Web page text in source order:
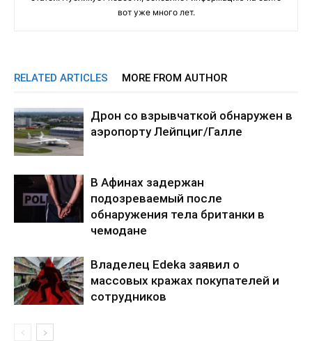
вот уже много лет.
RELATED ARTICLES MORE FROM AUTHOR
Дрон со взрывчаткой обнаружен в
аэропорту Лейпциг/Галле
В Афинах задержан
подозреваемый после
обнаружения тела британки в
чемодане
Владелец Edeka заявил о
массовых кражах покупателей и
сотрудников